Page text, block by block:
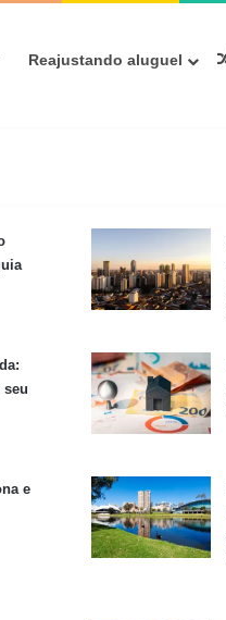
Reajustando aluguel
e